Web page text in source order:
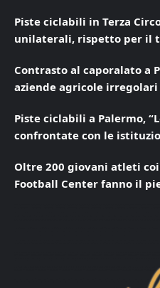
Piste ciclabili in Terza
unilaterali, rispetto per il
Contrasto al caporalato a
aziende agricole irregolari
Piste ciclabili a Palermo,
confrontate con le
Oltre 200 giovani atleti
Football Center fanno il